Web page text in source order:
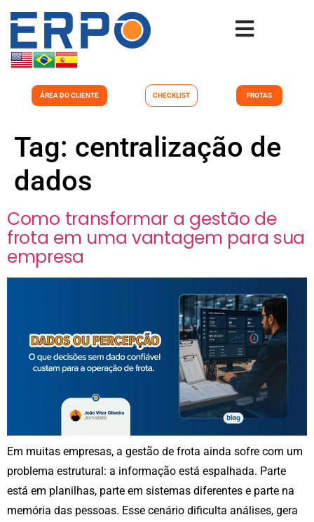
ÁREA DO CLIENTE CHECKLIST FROTAS
Tag: centralização de
dados
Como transformar a gestão de
frota em uma vantagem para sua
empresa
Em muitas empresas, a gestão de frota ainda sofre com um
problema estrutural: a informação está espalhada. Parte
está em planilhas, parte em sistemas diferentes e parte na
memória das pessoas. Esse cenário dificulta análises, gera